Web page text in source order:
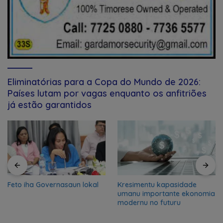
Eliminatórias para a Copa do Mundo de 2026:
Países lutam por vagas enquanto os anfitriões
já estão garantidos
Feto iha Governasaun lokal
Kresimentu kapasidade
umanu importante ekonomia
modernu no futuru